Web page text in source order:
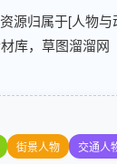
源归属于[人物
库，草图溜溜网
街景人物 交通人